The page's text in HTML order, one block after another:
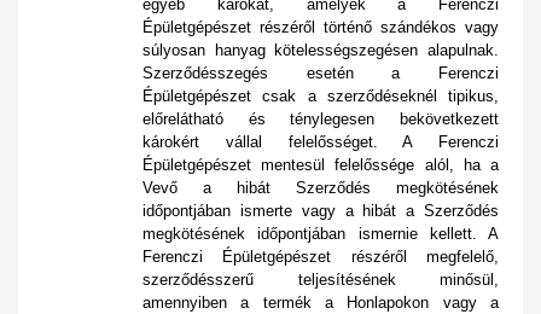
egyéb károkat, amelyek a Ferenczi
Épületgépészet részéről történő szándékos vagy
súlyosan hanyag kötelességszegésen alapulnak.
Szerződésszegés esetén a Ferenczi
Épületgépészet csak a szerződéseknél tipikus,
előrelátható és ténylegesen bekövetkezett
károkért vállal felelősséget. A Ferenczi
Épületgépészet mentesül felelőssége alól, ha a
Vevő a hibát Szerződés megkötésének
időpontjában ismerte vagy a hibát a Szerződés
megkötésének időpontjában ismernie kellett. A
Ferenczi Épületgépészet részéről megfelelő,
szerződésszerű teljesítésének minősül,
amennyiben a termék a Honlapokon vagy a